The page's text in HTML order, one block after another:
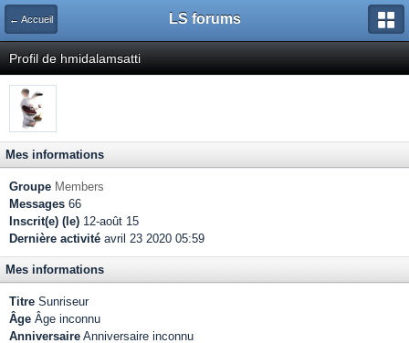
← Accueil LS forums
Profil de hmidalamsatti
Mes informations
Groupe Members
Messages 66
Inscrit(e) (le) 12-août 15
Dernière activité avril 23 2020 05:59
Mes informations
Titre Sunriseur
Âge Âge inconnu
Anniversaire Anniversaire inconnu